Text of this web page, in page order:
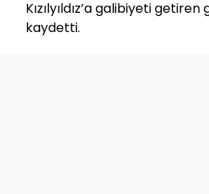
Kızılyıldız’a galibiyeti
kaydetti.